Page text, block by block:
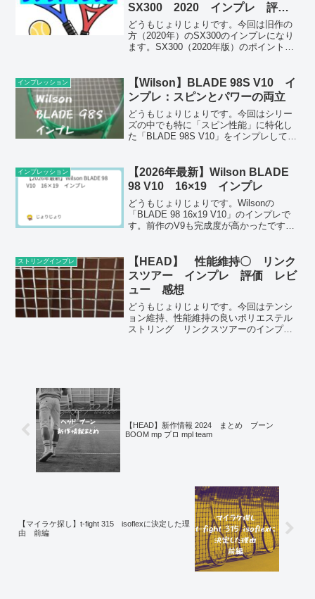
SX300 2020 インプレ 評
価 レビュー 感想
どうもじょりじょりです。今回は旧作の
方（2020年）のSX300のインプレになり
ます。SX300（2020年版）のポイント・
抑え気味(重い感覚あり？)・飛びはアエ
ロ...
インプレッション
【Wilson】BLADE 98S V10 イ
ンプレ：スピンとパワーの両立
どうもじょりじょりです。今回はシリー
ズの中でも特に「スピン性能」に特化し
た「BLADE 98S V10」をインプレしてい
たため、変わったスペックとはいえかな
り使いやす...
インプレッション
【2026年最新】Wilson BLADE
98 V10 16×19 インプレ
どうもじょりじょりです。Wilsonの
「BLADE 98 16x19 V10」のインプレで
す。前作のV9も完成度が高かったです
います。【2026年】Wilson BL...
ストリングインプレ
【HEAD】 性能維持〇 リンク
スツアー インプレ 評価 レビ
ュー 感想
どうもじょりじょりです。今回はテンシ
ョン維持、性能維持の良いポリエステル
ストリング リンクスツアーのインプレ
【HEAD】新作情報 2024 まとめ ブーン
BOOM mp プロ mpl team
【マイラケ探し】t-fight 315 isoflexに決定した理
由 前編